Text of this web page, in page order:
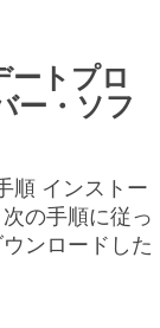
ートプロ
ー・ソフ
順 インストー
の手順に従っ
ンロードした